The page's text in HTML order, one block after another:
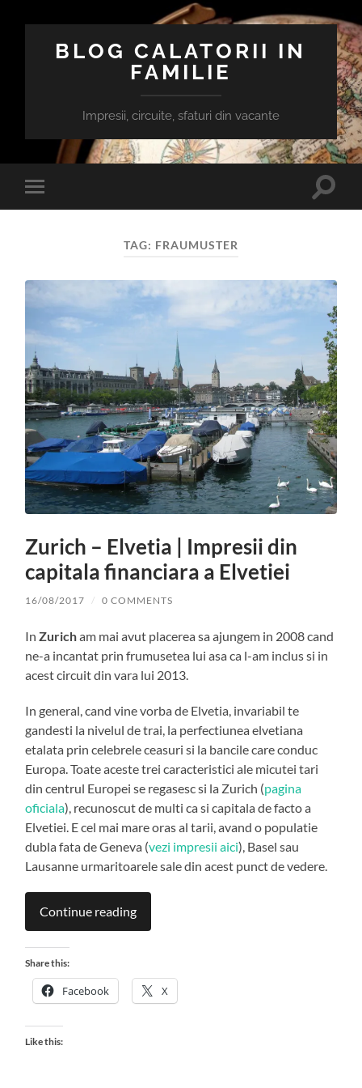
BLOG CALATORII IN
FAMILIE
Impresii, circuite, sfaturi din vacante
Toggle
mobile
Toggle
TAG: FRAUMUSTER
Zurich – Elvetia | Impresii din
capitala financiara a Elvetiei
16/08/2017 / 0 COMMENTS
InZuricham mai avut placerea sa ajungem in 2008 cand
ne-a incantat prin frumusetea lui asa ca l-am inclus si in
acest circuit din vara lui 2013.
In general, cand vine vorba de Elvetia, invariabil te
gandesti la nivelul de trai, la perfectiunea elvetiana
etalata prin celebrele ceasuri si la bancile care conduc
Europa. Toate aceste trei caracteristici ale micutei tari
din centrul Europei se regasesc si la Zurich (pagina
oficiala), recunoscut de multi ca si capitala de facto a
Elvetiei. E cel mai mare oras al tarii, avand o populatie
dubla fata de Geneva (vezi impresii aici), Basel sau
Lausanne urmaritoarele sale din acest punct de vedere.
Continue reading
Share this:
Facebook X
Like this: